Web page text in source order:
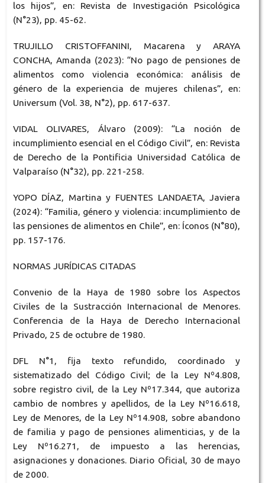
los hijos”, en: Revista de Investigación Psicológica
(N°23), pp. 45-62.
TRUJILLO CRISTOFFANINI, Macarena y ARAYA
CONCHA, Amanda (2023): “No pago de pensiones de
alimentos como violencia económica: análisis de
género de la experiencia de mujeres chilenas”, en:
Universum (Vol. 38, N°2), pp. 617-637.
VIDAL OLIVARES, Álvaro (2009): “La noción de
incumplimiento esencial en el Código Civil”, en: Revista
de Derecho de la Pontificia Universidad Católica de
Valparaíso (N°32), pp. 221-258.
YOPO DÍAZ, Martina y FUENTES LANDAETA, Javiera
(2024): “Familia, género y violencia: incumplimiento de
las pensiones de alimentos en Chile”, en: Íconos (N°80),
pp. 157-176.
NORMAS JURÍDICAS CITADAS
Convenio de la Haya de 1980 sobre los Aspectos
Civiles de la Sustracción Internacional de Menores.
Conferencia de la Haya de Derecho Internacional
Privado, 25 de octubre de 1980.
DFL N°1, fija texto refundido, coordinado y
sistematizado del Código Civil; de la Ley Nº4.808,
sobre registro civil, de la Ley Nº17.344, que autoriza
cambio de nombres y apellidos, de la Ley Nº16.618,
Ley de Menores, de la Ley Nº14.908, sobre abandono
de familia y pago de pensiones alimenticias, y de la
Ley Nº16.271, de impuesto a las herencias,
asignaciones y donaciones. Diario Oficial, 30 de mayo
de 2000.